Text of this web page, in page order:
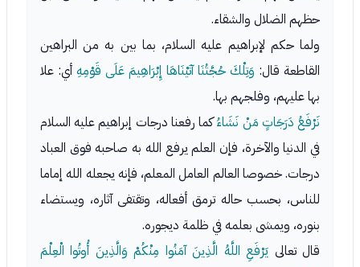
حظهم الضلال والشقاء.
ولما حكم لإبراهيم عليه السلام، بما بين به من البراهين
القاطعة قال: وَتِلْكَ حُجَّتُنَا آتَيْنَاهَا إِبْرَاهِيمَ عَلَى قَوْمِهِ أي: علا
بها عليهم، وفلجهم بها.
نَرْفَعُ دَرَجَاتٍ مَنْ نَشَاءُكما رفعنا درجات إبراهيم عليه السلام
في الدنيا والآخرة، فإن العلم يرفع الله به صاحبه فوق العباد
درجات. خصوصا العالم العامل المعلم، فإنه يجعله الله إماما
للناس، بحسب حاله ترمق أفعاله، وتقتفى آثاره، ويستضاء
بنوره، ويمشى بعلمه في ظلمة ديجوره.
قال تعالى يَرْفَعِ اللَّهُ الَّذِينَ آمَنُوا مِنْكُمْ وَالَّذِينَ أُوتُوا الْعِلْمَ